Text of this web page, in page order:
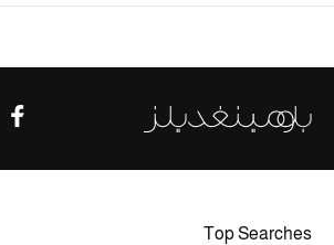
الحقائب
الحقائب النسائية
Top Searches